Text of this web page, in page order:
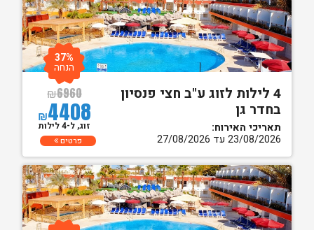
4 לילות לזוג ע"ב חצי פנסיון
בחדר גן
תאריכי האירוח:
23/08/2026 עד 27/08/2026
₪6960
₪4408
37%
הנחה
זוג, ל-4 לילות
פרטים